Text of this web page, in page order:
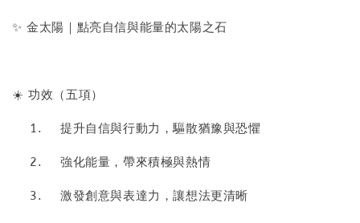
✨ 金太陽｜點亮自信與能量的太陽之石
☀️ 功效（五項）
1. 提升自信與行動力，驅散猶豫與恐懼
2. 強化能量，帶來積極與熱情
3. 激發創意與表達力，讓想法更清晰